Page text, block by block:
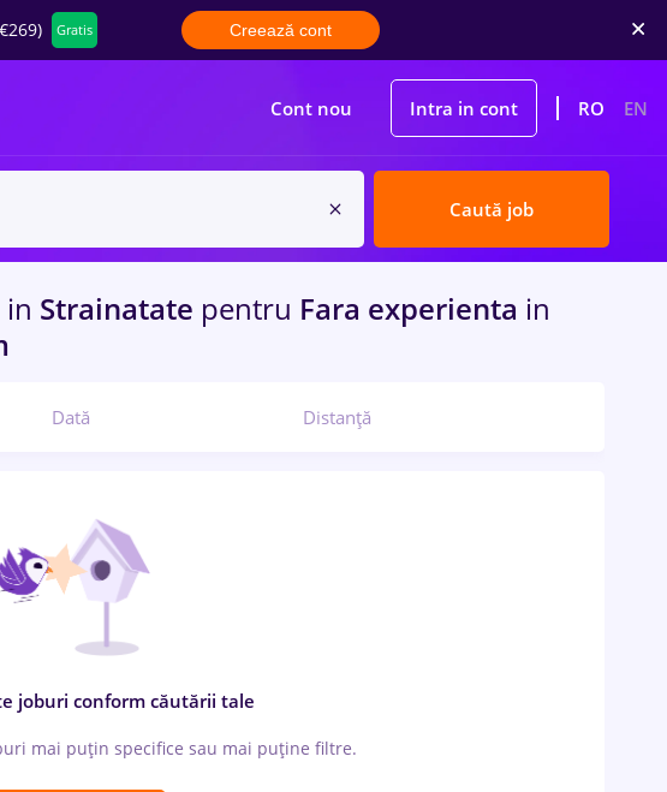
Gratis Creează cont
Cont nou Intra in cont RO EN
Caută job
in Strainatate pentru Fara experienta in
Dată Distanță
joburi conform căutării tale
mai puțin specifice sau mai puține filtre.